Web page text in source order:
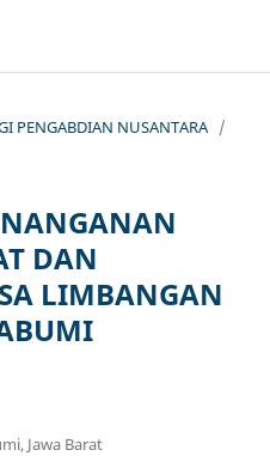
PENGABDIAN NUSANTARA /
DAN
LIMBANGAN
Jawa Barat